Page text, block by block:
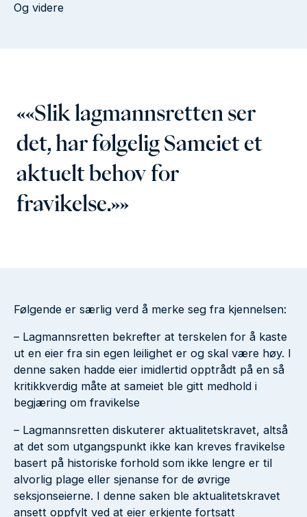
Og videre
«Slik lagmannsretten ser
det, har følgelig Sameiet et
aktuelt behov for
fravikelse.»
Følgende er særlig verd å merke seg fra kjennelsen:
– Lagmannsretten bekrefter at terskelen for å kaste
ut en eier fra sin egen leilighet er og skal være høy. I
denne saken hadde eier imidlertid opptrådt på en så
kritikkverdig måte at sameiet ble gitt medhold i
begjæring om fravikelse
– Lagmannsretten diskuterer aktualitetskravet, altså
at det som utgangspunkt ikke kan kreves fravikelse
basert på historiske forhold som ikke lengre er til
alvorlig plage eller sjenanse for de øvrige
seksjonseierne. I denne saken ble aktualitetskravet
ansett oppfylt ved at eier erkjente fortsatt